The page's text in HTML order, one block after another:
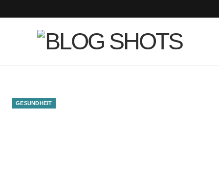
F
a
T I
GESUNDHEIT